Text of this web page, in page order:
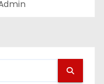
всё смешивать